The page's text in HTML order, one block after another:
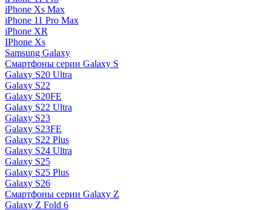
iPhone Xs Max
iPhone 11 Pro Max
iPhone XR
IPhone Xs
Samsung Galaxy
Смартфоны серии Galaxy S
Galaxy S20 Ultra
Galaxy S22
Galaxy S20FE
Galaxy S22 Ultra
Galaxy S23
Galaxy S23FE
Galaxy S22 Plus
Galaxy S24 Ultra
Galaxy S25
Galaxy S25 Plus
Galaxy S26
Смартфоны серии Galaxy Z
Galaxy Z Fold 6